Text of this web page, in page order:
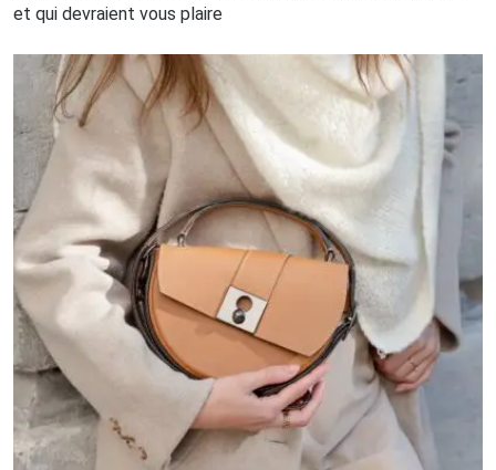
et qui devraient vous plaire